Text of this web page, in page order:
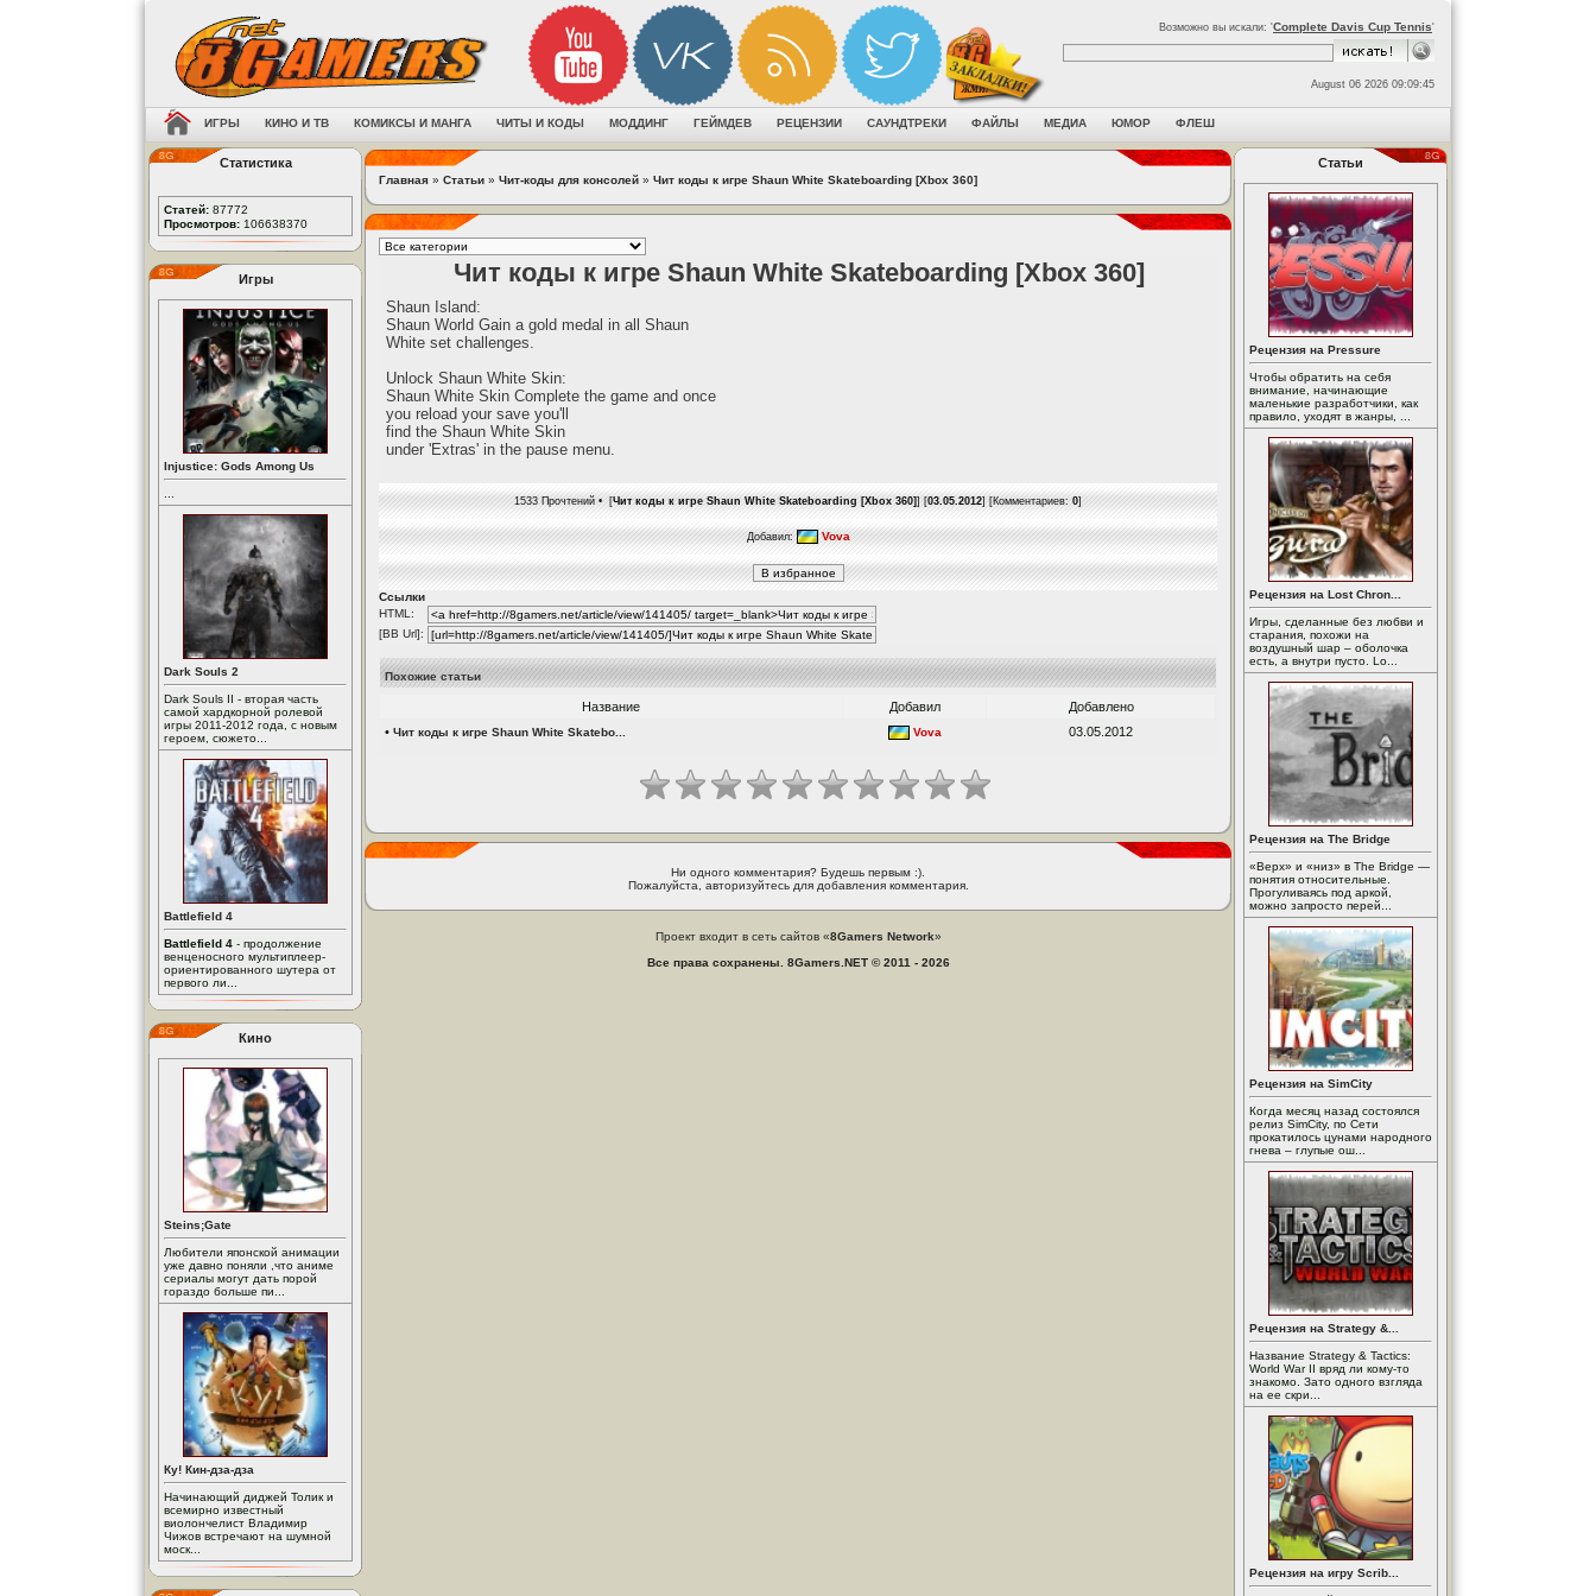
Возможно вы искали: 'Complete Davis Cup Tennis'
August 06 2026 09:09:45
ИГРЫ КИНО И ТВ КОМИКСЫ И МАНГА ЧИТЫ И КОДЫ МОДДИНГ ГЕЙМДЕВ РЕЦЕНЗИИ САУНДТРЕКИ ФАЙЛЫ МЕДИА ЮМОР ФЛЕШ
Статистика
Статей: 87772
Просмотров: 106638370
Игры
Injustice: Gods Among Us
Dark Souls 2
Dark Souls II - вторая часть
самой хардкорной ролевой
игры 2011-2012 года, с новым
героем, сюжето...
Battlefield 4
Battlefield 4 - продолжение
венценосного мультиплеер-
ориентированного шутера от
первого ли...
Кино
Steins;Gate
Любители японской анимации
уже давно поняли ,что аниме
сериалы могут дать порой
гораздо больше пи...
Ку! Кин-дза-дза
Начинающий диджей Толик и
всемирно известный
виолончелист Владимир
Чижов встречают на шумной
моск...
Главная » Статьи » Чит-коды для консолей » Чит коды к игре Shaun White Skateboarding [Xbox 360]
Чит коды к игре Shaun White Skateboarding [Xbox 360]
Shaun Island:
Shaun World Gain a gold medal in all Shaun
White set challenges.
Unlock Shaun White Skin:
Shaun White Skin Complete the game and once
you reload your save you'll
find the Shaun White Skin
under 'Extras' in the pause menu.
1533 Прочтений • [Чит коды к игре Shaun White Skateboarding [Xbox 360]] [03.05.2012] [Комментариев: 0]
Добавил: Vova
Ссылки
HTML:
[BB Url]:
Похожие статьи
Название Добавил
Добавлено
• Чит коды к игре Shaun White Skatebo... Vova 03.05.2012
Ни одного комментария? Будешь первым :).
Пожалуйста, авторизуйтесь для добавления комментария.
Проект входит в сеть сайтов «8Gamers Network»
Все права сохранены. 8Gamers.NET © 2011 - 2026
Статьи
Рецензия на Pressure
Чтобы обратить на себя
внимание, начинающие
маленькие разработчики, как
правило, уходят в жанры, ...
Рецензия на Lost Chron...
Игры, сделанные без любви и
старания, похожи на
воздушный шар – оболочка
есть, а внутри пусто. Lo...
Рецензия на The Bridge
«Верх» и «низ» в The Bridge —
понятия относительные.
Прогуливаясь под аркой,
можно запросто перей...
Рецензия на SimCity
Когда месяц назад состоялся
релиз SimCity, по Сети
прокатилось цунами народного
гнева – глупые ош...
Рецензия на Strategy &...
Название Strategy & Tactics:
World War II вряд ли кому-то
знакомо. Зато одного взгляда
на ее скри...
Рецензия на игру Scrib...